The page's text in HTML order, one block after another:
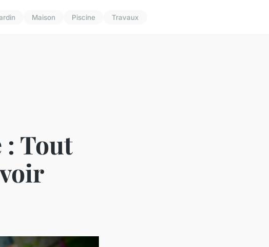
Maison Piscine Travaux
Tout